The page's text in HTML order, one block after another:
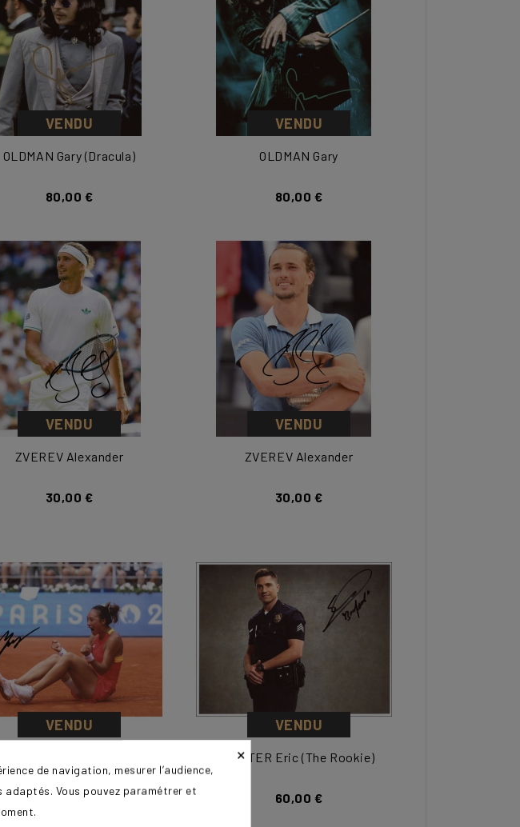
VENDU
OLDMAN Gary (Dracula)
80,00 €
VENDU
OLDMAN Gary
80,00 €
VENDU
ZVEREV Alexander
30,00 €
VENDU
ZVEREV Alexander
30,00 €
VENDU
50,00 €
VENDU
WINTER Eric (The Rookie)
60,00 €
×
de navigation, mesurer l’audience,
Vous pouvez paramétrer et